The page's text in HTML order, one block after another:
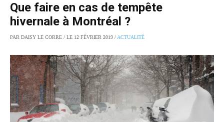
Que faire en cas de tempête
hivernale à Montréal ?
PAR DAISY LE CORRE / LE 12 FÉVRIER 2019 /ACTUALITÉ